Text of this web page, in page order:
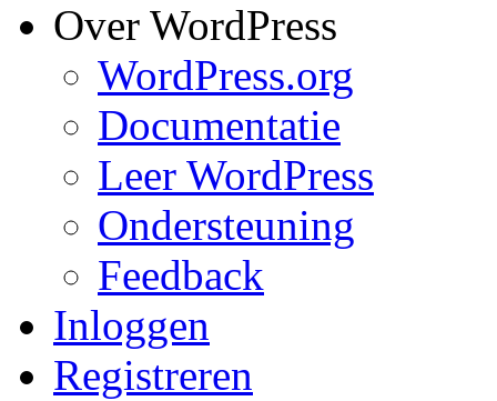
Over WordPress
WordPress.org
Documentatie
Leer WordPress
Ondersteuning
Feedback
Inloggen
Registreren